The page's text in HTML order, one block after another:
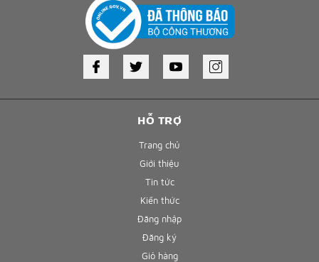
HỖ TRỢ
Trang chủ
Giới thiệu
Tin tức
Kiến thức
Đăng nhập
Đăng ký
Giỏ hàng